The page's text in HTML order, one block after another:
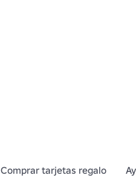
Comprar tarjetas regalo